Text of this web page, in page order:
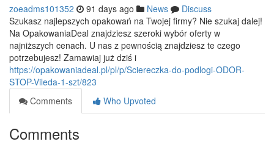
zoeadms101352 91 days ago News
Discuss
Szukasz najlepszych opakowań na Twojej firmy? Nie szukaj dalej!
Na OpakowaniaDeal znajdziesz szeroki wybór oferty w
najniższych cenach. U nas z pewnością znajdziesz te czego
potrzebujesz! Zamawiaj już dziś i
https://opakowaniadeal.pl/pl/p/Sciereczka-do-podlogi-ODOR-
STOP-Vileda-1-szt/823
Comments
Who Upvoted
Comments